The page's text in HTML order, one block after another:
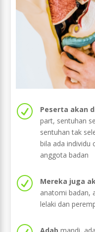
R Peserta akan
part, sentuhan
sentuhan tak
bila ada individu
anggota badan
R
Mereka juga
anatomi badan,
lelaki dan